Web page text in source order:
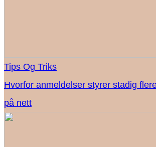
Tips Og Triks
Hvorfor anmeldelser styrer stadig
på nett